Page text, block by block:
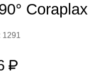
Coraplax
1291